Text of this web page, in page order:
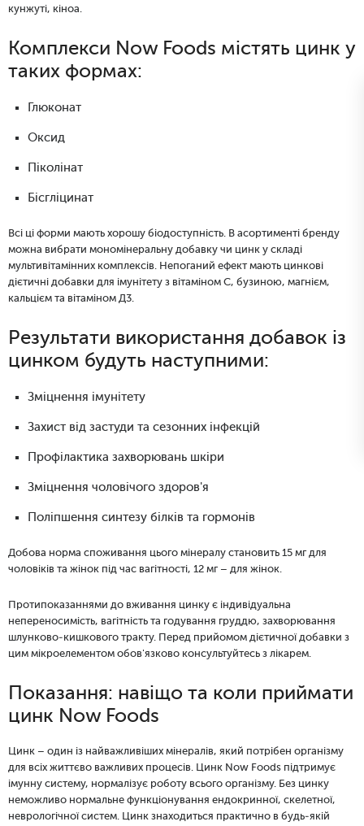
кунжуті, кіноа.
Комплекси Now Foods містять цинк у
таких формах:
Глюконат
Оксид
Піколінат
Бісгліцинат
Всі ці форми мають хорошу біодоступність. В асортименті бренду
можна вибрати мономінеральну добавку чи цинк у складі
мультивітамінних комплексів. Непоганий ефект мають цинкові
дієтичні добавки для імунітету з вітаміном С, бузиною, магнієм,
кальцієм та вітаміном Д3.
Результати використання добавок із
цинком будуть наступними:
Зміцнення імунітету
Захист від застуди та сезонних інфекцій
Профілактика захворювань шкіри
Зміцнення чоловічого здоров'я
Поліпшення синтезу білків та гормонів
Добова норма споживання цього мінералу становить 15 мг для
чоловіків та жінок під час вагітності, 12 мг – для жінок.
Протипоказаннями до вживання цинку є індивідуальна
непереносимість, вагітність та годування груддю, захворювання
шлунково-кишкового тракту. Перед прийомом дієтичної добавки з
цим мікроелементом обов'язково консультуйтесь з лікарем.
Показання: навіщо та коли приймати
цинк Now Foods
Цинк – один із найважливіших мінералів, який потрібен організму
для всіх життєво важливих процесів. Цинк Now Foods підтримує
імунну систему, нормалізує роботу всього організму. Без цинку
неможливо нормальне функціонування ендокринної, скелетної,
неврологічної систем. Цинк знаходиться практично в будь-якій